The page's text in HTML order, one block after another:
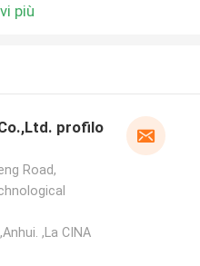
più
profilo
Road,
,La CINA